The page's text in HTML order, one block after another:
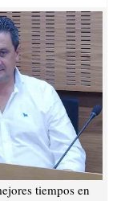
tiempos en